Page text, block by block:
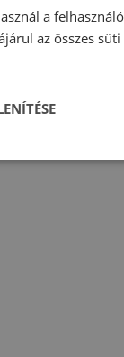
a
az összes